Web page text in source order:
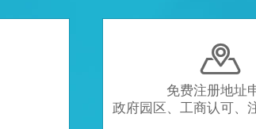

免费注册地址
政府园区、工商认可、